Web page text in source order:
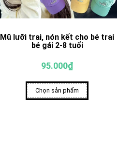
Mũ lưỡi trai, nón kết cho bé trai
bé gái 2-8 tuổi
95.000₫
Chọn sản phẩm